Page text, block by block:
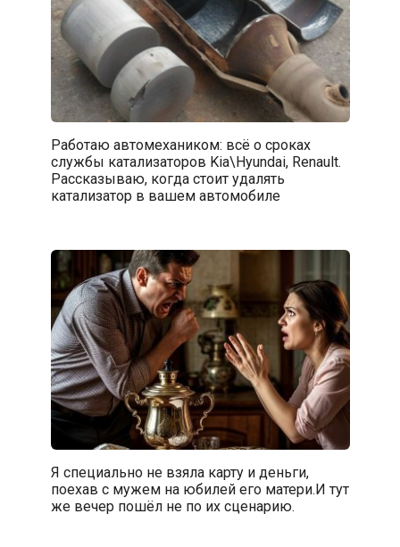
Работаю автомехаником: всё о сроках
службы катализаторов Kia\Hyundai, Renault.
Рассказываю, когда стоит удалять
катализатор в вашем автомобиле
Я специально не взяла карту и деньги,
поехав с мужем на юбилей его матери.И тут
же вечер пошёл не по их сценарию.